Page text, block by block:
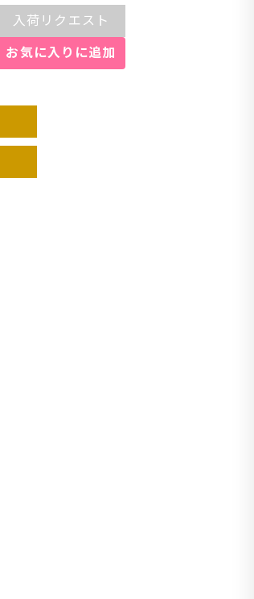
入荷リクエスト
お気に入りに追加